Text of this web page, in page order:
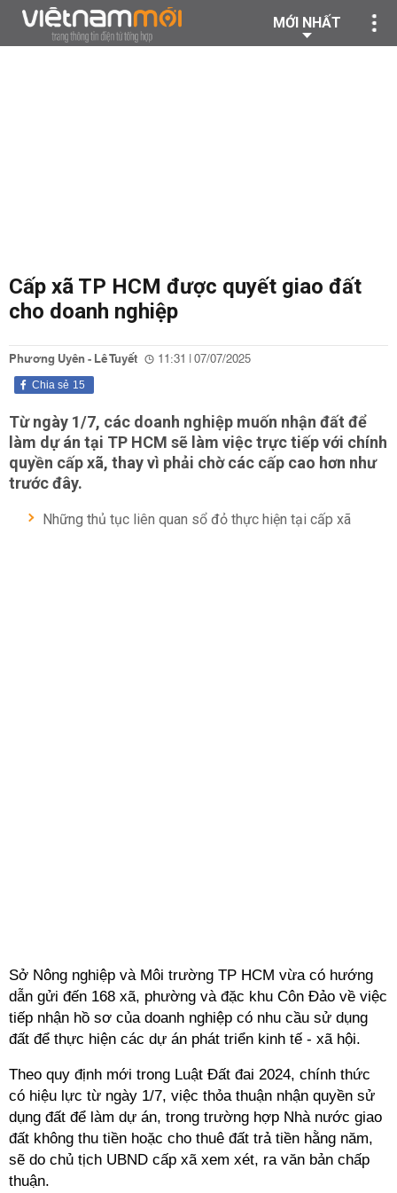
MỚI NHẤT
Cấp xã TP HCM được quyết giao đất
cho doanh nghiệp
Phương Uyên - Lê Tuyết 11:31 | 07/07/2025
15
Chia sẻ
Từ ngày 1/7, các doanh nghiệp muốn nhận đất để
làm dự án tại TP HCM sẽ làm việc trực tiếp với chính
quyền cấp xã, thay vì phải chờ các cấp cao hơn như
trước đây.
Những thủ tục liên quan sổ đỏ thực hiện tại cấp xã
Sở Nông nghiệp và Môi trường TP HCM vừa có hướng
dẫn gửi đến 168 xã, phường và đặc khu Côn Đảo về việc
tiếp nhận hồ sơ của doanh nghiệp có nhu cầu sử dụng
đất để thực hiện các dự án phát triển kinh tế - xã hội.
Theo quy định mới trong Luật Đất đai 2024, chính thức
có hiệu lực từ ngày 1/7, việc thỏa thuận nhận quyền sử
dụng đất để làm dự án, trong trường hợp Nhà nước giao
đất không thu tiền hoặc cho thuê đất trả tiền hằng năm,
sẽ do chủ tịch UBND cấp xã xem xét, ra văn bản chấp
thuận.